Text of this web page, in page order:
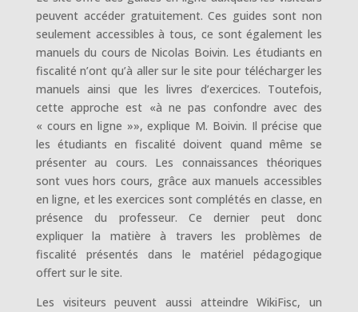
peuvent accéder gratuitement. Ces guides sont non
seulement accessibles à tous, ce sont également les
manuels du cours de Nicolas Boivin. Les étudiants en
fiscalité n’ont qu’à aller sur le site pour télécharger les
manuels ainsi que les livres d’exercices. Toutefois,
cette approche est «à ne pas confondre avec des
« cours en ligne »», explique M. Boivin. Il précise que
les étudiants en fiscalité doivent quand même se
présenter au cours. Les connaissances théoriques
sont vues hors cours, grâce aux manuels accessibles
en ligne, et les exercices sont complétés en classe, en
présence du professeur. Ce dernier peut donc
expliquer la matière à travers les problèmes de
fiscalité présentés dans le matériel pédagogique
offert sur le site.
Les visiteurs peuvent aussi atteindre WikiFisc, un